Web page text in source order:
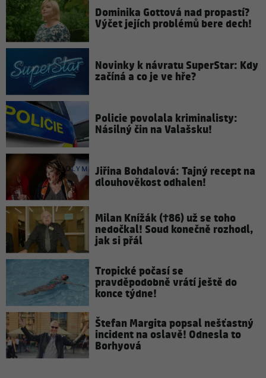
Dominika Gottová nad propastí?
Výčet jejích problémů bere dech!
Novinky k návratu SuperStar: Kdy
začíná a co je ve hře?
Policie povolala kriminalisty:
Násilný čin na Valašsku!
Jiřina Bohdalová: Tajný recept na
dlouhověkost odhalen!
Milan Knížák (†86) už se toho
nedočkal! Soud konečně rozhodl,
jak si přál
Tropické počasí se
pravděpodobně vrátí ještě do
konce týdne!
Štefan Margita popsal nešťastný
incident na oslavě! Odnesla to
Borhyová